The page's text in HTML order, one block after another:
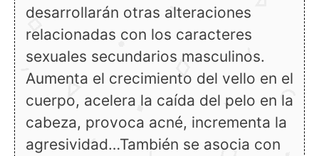
desarrollarán otras alteraciones
relacionadas con los caracteres
sexuales secundarios masculinos.
Aumenta el crecimiento del vello en el
cuerpo, acelera la caída del pelo en la
cabeza, provoca acné, incrementa la
agresividad…También se asocia con